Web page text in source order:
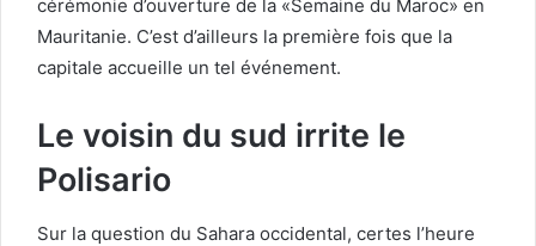
cérémonie d’ouverture de la «Semaine du Maroc» en
Mauritanie. C’est d’ailleurs la première fois que la
capitale accueille un tel événement.
Le voisin du sud irrite le
Polisario
Sur la question du Sahara occidental, certes l’heure